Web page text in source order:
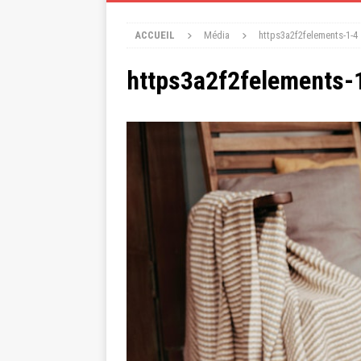
ACCUEIL Média https3a2f2felements-1-4
https3a2f2felements-